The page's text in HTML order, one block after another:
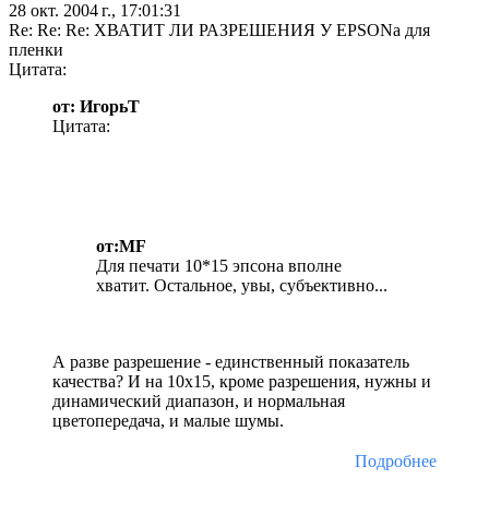
28 окт. 2004 г., 17:01:31
Re: Re: Re: ХВАТИТ ЛИ РАЗРЕШЕНИЯ У EPSONа для
пленки
Цитата:
от: ИгорьТ
Цитата:
от:MF
Для печати 10*15 эпсона вполне
хватит. Остальное, увы, субъективно...
А разве разрешение - единственный показатель
качества? И на 10х15, кроме разрешения, нужны и
динамический диапазон, и нормальная
цветопередача, и малые шумы.
Подробнее